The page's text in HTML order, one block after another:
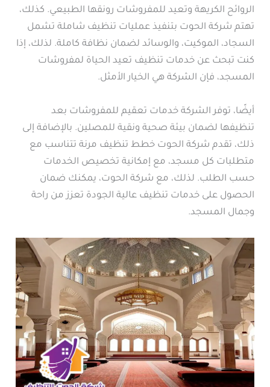
الروائح الكريهة وتعيد للمفروشات رونقها الطبيعي. كذلك،
تهتم شركة الحوت بتنفيذ عمليات تنظيف شاملة تشمل
السجاد، الموكيت، والوسائد لضمان نظافة كاملة. لذلك، إذا
كنت تبحث عن خدمات تنظيف تعيد الحياة لمفروشات
المسجد، فإن الشركة هي الخيار الأمثل.
أيضًا، توفر الشركة خدمات تعقيم للمفروشات بعد
تنظيفها لضمان بيئة صحية ونقية للمصلين. بالإضافة إلى
ذلك، تقدم شركة الحوت خطط تنظيف مرنة تتناسب مع
متطلبات كل مسجد، مع إمكانية تخصيص الخدمات
حسب الطلب. لذلك، مع شركة الحوت، يمكنك ضمان
الحصول على خدمات تنظيف عالية الجودة تعزز من راحة
وجمال المسجد.